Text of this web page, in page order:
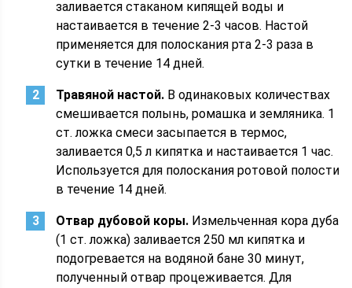
заливается стаканом кипящей воды и
настаивается в течение 2-3 часов. Настой
применяется для полоскания рта 2-3 раза в
сутки в течение 14 дней.
Травяной настой. В одинаковых количествах
смешивается полынь, ромашка и земляника. 1
ст. ложка смеси засыпается в термос,
заливается 0,5 л кипятка и настаивается 1 час.
Используется для полоскания ротовой полости
в течение 14 дней.
Отвар дубовой коры. Измельченная кора дуба
(1 ст. ложка) заливается 250 мл кипятка и
подогревается на водяной бане 30 минут,
полученный отвар процеживается. Для